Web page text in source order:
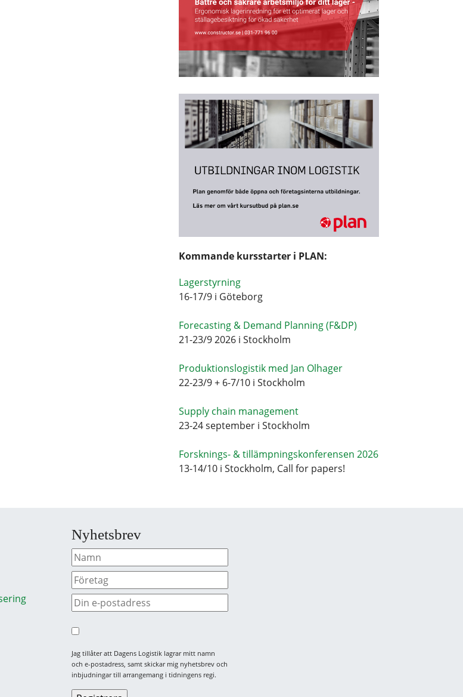
Kommande kursstarter i PLAN:
Lagerstyrning
16-17/9 i Göteborg
Forecasting & Demand Planning (F&DP)
21-23/9 2026 i Stockholm
Produktionslogistik med Jan Olhager
22-23/9 + 6-7/10 i Stockholm
Supply chain management
23-24 september i Stockholm
Forsknings- & tillämpningskonferensen 2026
13-14/10 i Stockholm, Call for papers!
Nyhetsbrev
Jag tillåter att Dagens Logistik lagrar mitt namn
och e-postadress, samt skickar mig nyhetsbrev och
inbjudningar till arrangemang i tidningens regi.